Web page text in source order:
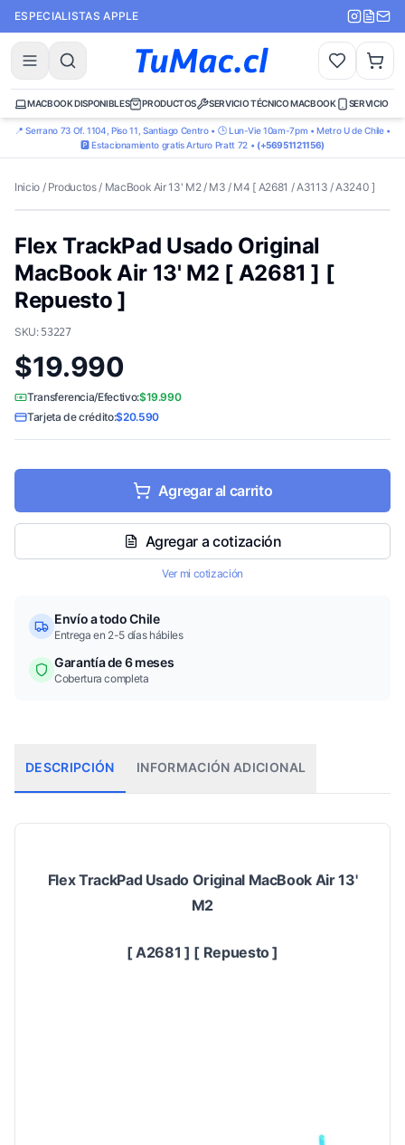
ESPECIALISTAS APPLE
MACBOOK DISPONIBLES PRODUCTOS SERVICIO TÉCNICO MACBOOK SERVICIO
📍 Serrano 73 Of. 1104, Piso 11, Santiago Centro • 🕒 Lun-Vie 10am-7pm • Metro U de Chile •
🅿️ Estacionamiento gratis Arturo Pratt 72 • (+56951121156)
Inicio/ Productos/ MacBook Air 13' M2 / M3 / M4 [ A2681 / A3113 / A3240 ]
Flex TrackPad Usado Original
MacBook Air 13' M2 [ A2681 ] [
Repuesto ]
SKU: 53227
$19.990
Transferencia/Efectivo:$19.990
Tarjeta de crédito:$20.590
Agregar al carrito
Agregar a cotización
Ver mi cotización
Envío a todo Chile
Entrega en 2-5 días hábiles
Garantía de 6 meses
Cobertura completa
DESCRIPCIÓN INFORMACIÓN ADICIONAL
Flex TrackPad Usado Original MacBook Air 13'
M2
[ A2681 ] [ Repuesto ]